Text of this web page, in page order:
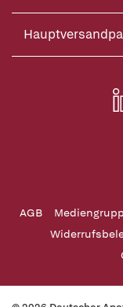
AGB